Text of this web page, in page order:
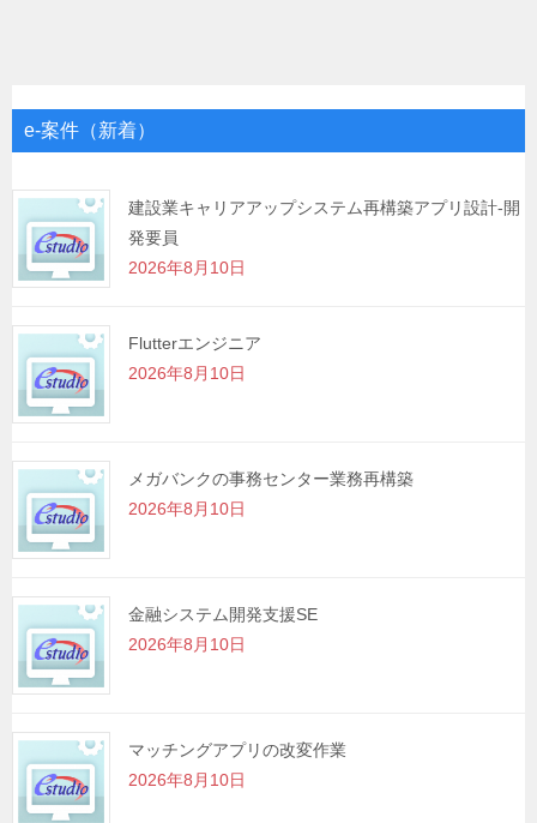
ゲ
シ
ョ
ン
e-案件（新着）
建設業キャリアアップシステム再構築アプリ設計-開
発要員
2026年8月10日
Flutterエンジニア
2026年8月10日
メガバンクの事務センター業務再構築
2026年8月10日
金融システム開発支援SE
2026年8月10日
マッチングアプリの改変作業
2026年8月10日